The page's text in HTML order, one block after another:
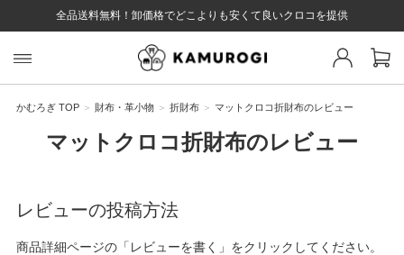
全品送料無料！卸価格でどこよりも安くて良いクロコを提供
ト 様
会員登録 マイページ お気に入り カート
戻る
かむろぎ TOP 財布・革小物 折財布 マットクロコ折財布のレビュー
マットクロコ折財布のレビュー
レビューの投稿方法
商品詳細ページの「レビューを書く」をクリックしてください。